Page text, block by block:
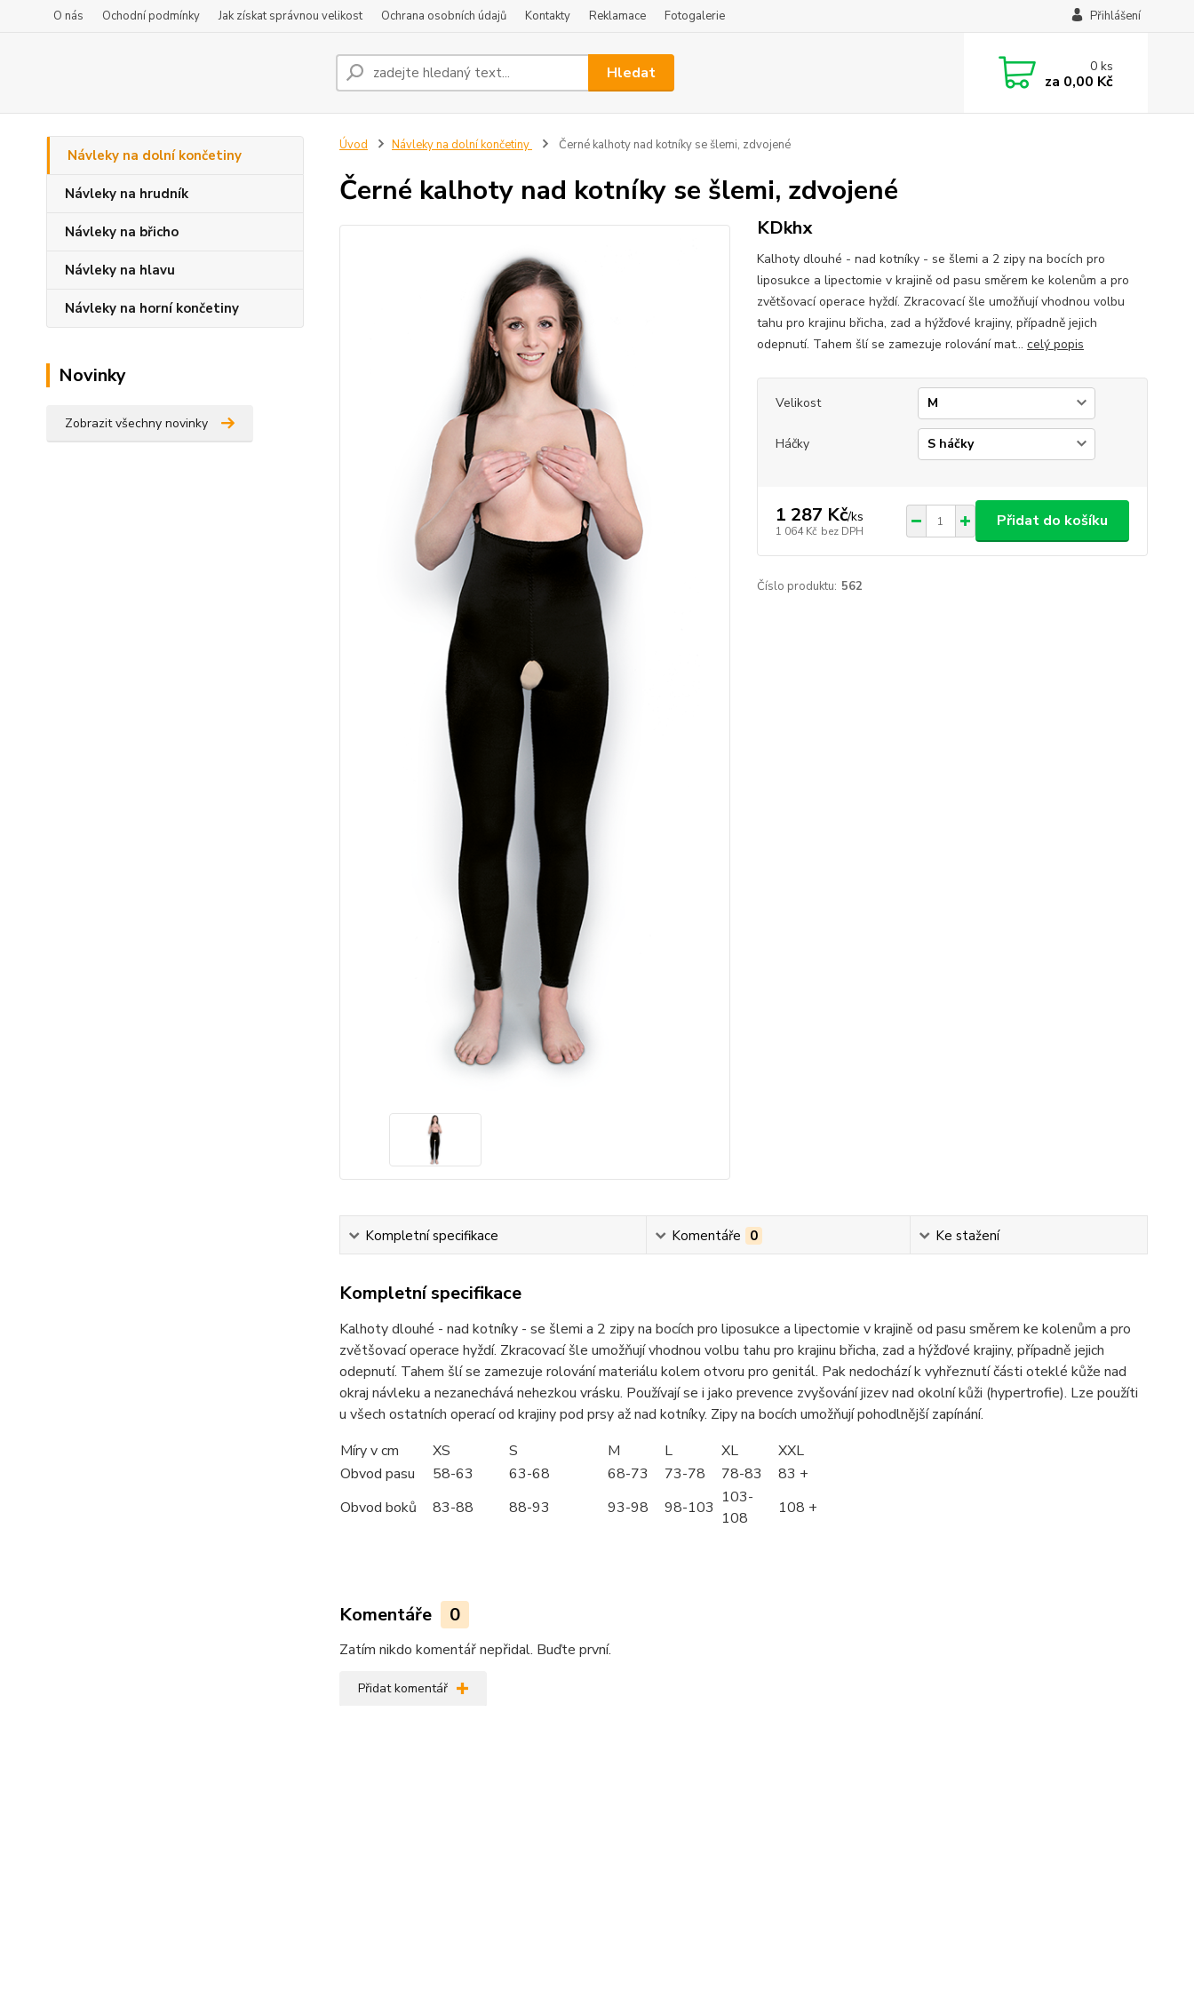
O nás Ochodní podmínky Jak získat správnou velikost Ochrana osobních údajů Kontakty Reklamace Fotogalerie Přihlášení
Hledat 0ks
za 0,00 Kč
Návleky na dolní končetiny
Návleky na hrudník
Návleky na břicho
Návleky na hlavu
Návleky na horní končetiny
Novinky
Zobrazit všechny novinky
Úvod Návleky na dolní končetiny Černé kalhoty nad kotníky se šlemi, zdvojené
Černé kalhoty nad kotníky se šlemi, zdvojené
KDkhx
Kalhoty dlouhé - nad kotníky - se šlemi a 2 zipy na bocích pro
liposukce a lipectomie v krajině od pasu směrem ke kolenům a pro
zvětšovací operace hyždí. Zkracovací šle umožňují vhodnou volbu
tahu pro krajinu břicha, zad a hýžďové krajiny, případně jejich
odepnutí. Tahem šlí se zamezuje rolování mat... celý popis
Velikost
Háčky
1 287 Kč/ks
1 064 Kč bez DPH
Přidat do košíku
Číslo produktu: 562
Kompletní specifikace Komentáře 0 Ke stažení
Kompletní specifikace
Kalhoty dlouhé - nad kotníky - se šlemi a 2 zipy na bocích pro liposukce a lipectomie v krajině od pasu směrem ke kolenům a pro
zvětšovací operace hyždí. Zkracovací šle umožňují vhodnou volbu tahu pro krajinu břicha, zad a hýžďové krajiny, případně jejich
odepnutí. Tahem šlí se zamezuje rolování materiálu kolem otvoru pro genitál. Pak nedochází k vyhřeznutí části oteklé kůže nad
okraj návleku a nezanechává nehezkou vrásku. Používají se i jako prevence zvyšování jizev nad okolní kůži (hypertrofie). Lze použíti
u všech ostatních operací od krajiny pod prsy až nad kotníky. Zipy na bocích umožňují pohodlnější zapínání.
Míry v cm
XS S M L XL
XXL
Obvod pasu
58-63 63-68 68-73 73-78 78-83
83 +
Obvod boků
83-88 88-93 93-98 98-103
103-
108
108 +
Komentáře 0
Zatím nikdo komentář nepřidal. Buďte první.
Přidat komentář